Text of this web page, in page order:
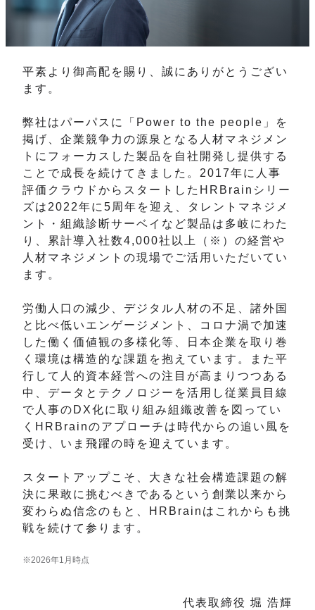
平素より御高配を賜り、誠にありがとうござい
ます。
弊社はパーパスに「Power to the people」を
掲げ、企業競争力の源泉となる人材マネジメン
トにフォーカスした製品を自社開発し提供する
ことで成長を続けてきました。2017年に人事
評価クラウドからスタートしたHRBrainシリー
ズは2022年に5周年を迎え、タレントマネジメ
ント・組織診断サーベイなど製品は多岐にわた
り、累計導入社数4,000社以上（※）の経営や
人材マネジメントの現場でご活用いただいてい
ます。
労働人口の減少、デジタル人材の不足、諸外国
と比べ低いエンゲージメント、コロナ渦で加速
した働く価値観の多様化等、日本企業を取り巻
く環境は構造的な課題を抱えています。また平
行して人的資本経営への注目が高まりつつある
中、データとテクノロジーを活用し従業員目線
で人事のDX化に取り組み組織改善を図ってい
くHRBrainのアプローチは時代からの追い風を
受け、いま飛躍の時を迎えています。
スタートアップこそ、大きな社会構造課題の解
決に果敢に挑むべきであるという創業以来から
変わらぬ信念のもと、HRBrainはこれからも挑
戦を続けて参ります。
※2026年1月時点
代表取締役 堀 浩輝